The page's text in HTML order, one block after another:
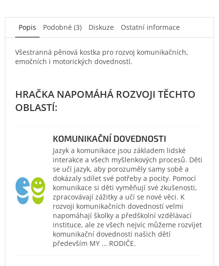
Popis Podobné (3) Diskuze Ostatní informace
Všestranná pěnová kostka pro rozvoj komunikačních,
emočních i motorických dovedností.
KOMUNIKAČNÍ DOVEDNOSTI
Jazyk a komunikace jsou základem lidské
interakce a všech myšlenkových procesů. Děti
se učí jazyk, aby porozuměly samy sobě a
dokázaly sdílet své potřeby a pocity. Pomocí
komunikace si děti vyměňují své zkušenosti,
zpracovávají zážitky a učí se nové věci. K
rozvoji komunikačních dovedností velmi
napomáhají školky a předškolní vzdělávací
instituce, ale ze všech nejvíc můžeme rozvíjet
komunikační dovednosti našich dětí
především MY … RODIČE.